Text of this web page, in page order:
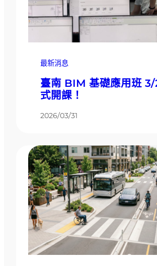
最新消息
臺南 BIM 基礎應用班
式開課！
2026/03/31